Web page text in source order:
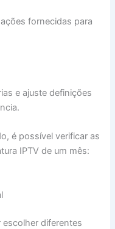
fornecidas para
e ajuste definições
é possível verificar as
IPTV de um mês:
diferentes